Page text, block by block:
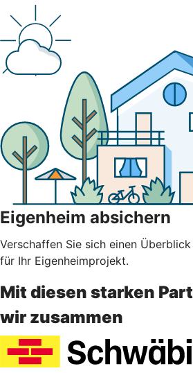
Eigenheim absichern
Verschaffen Sie sich einen
für Ihr Eigenheimprojekt.
Mit diesen starken
wir zusammen